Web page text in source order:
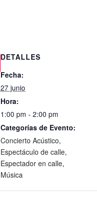
DETALLES
Fecha:
27 junio
Hora:
1:00 pm - 2:00 pm
Categorías de Evento:
Concierto Acústico,
Espectáculo de calle,
Espectador en calle,
Música